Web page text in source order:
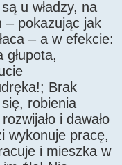
u władzy, na
– pokazując jak
– a w efekcie:
Brak
robienia
i dawało
wykonuje pracę,
i mieszka w